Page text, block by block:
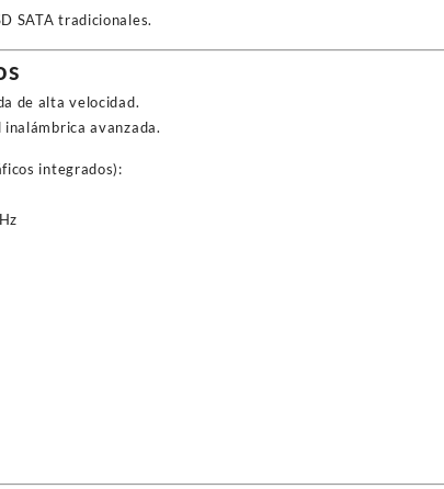
SATA tradicionales.
de alta velocidad.
avanzada.
integrados):